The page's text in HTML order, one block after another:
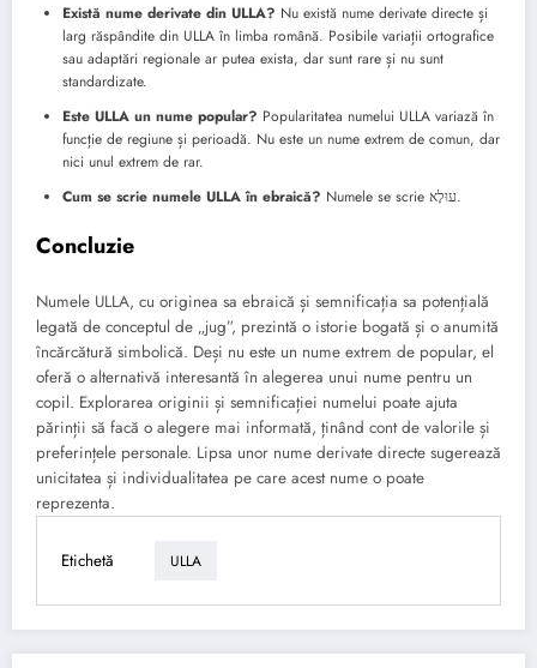
Există nume derivate din ULLA? Nu există nume derivate directe și
larg răspândite din ULLA în limba română. Posibile variații ortografice
sau adaptări regionale ar putea exista, dar sunt rare și nu sunt
standardizate.
Este ULLA un nume popular? Popularitatea numelui ULLA variază în
funcție de regiune și perioadă. Nu este un nume extrem de comun, dar
nici unul extrem de rar.
Cum se scrie numele ULLA în ebraică?
Numele se scrie עוּלָא.
Concluzie
Numele ULLA, cu originea sa ebraică și semnificația sa potențială
legată de conceptul de „jug”, prezintă o istorie bogată și o anumită
încărcătură simbolică. Deși nu este un nume extrem de popular, el
oferă o alternativă interesantă în alegerea unui nume pentru un
copil. Explorarea originii și semnificației numelui poate ajuta
părinții să facă o alegere mai informată, ținând cont de valorile și
preferințele personale. Lipsa unor nume derivate directe sugerează
unicitatea și individualitatea pe care acest nume o poate
reprezenta.
Etichetă ULLA